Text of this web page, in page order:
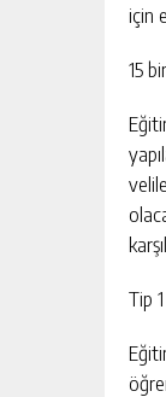
için
15
Tip